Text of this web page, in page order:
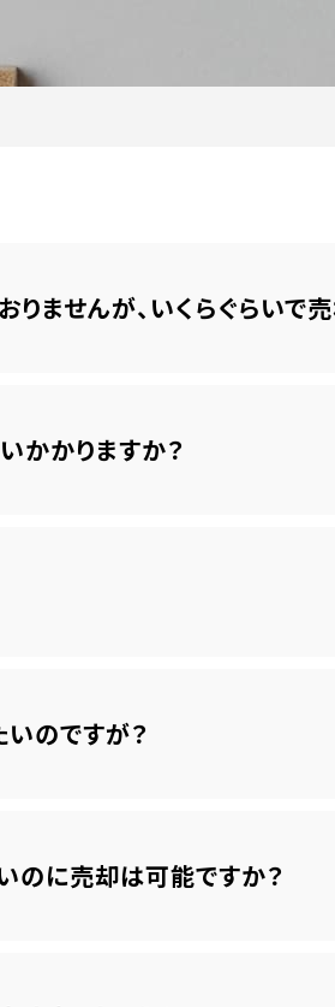
ませんが、いくらぐらいで
かかりますか？
のですが？
のに売却は可能ですか？